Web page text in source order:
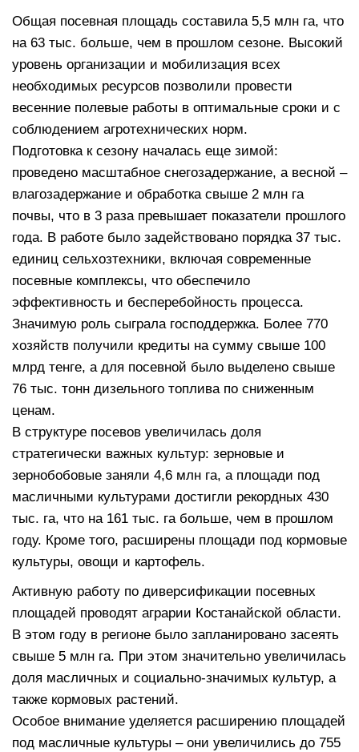
Общая посевная площадь составила 5,5 млн га, что
на 63 тыс. больше, чем в прошлом сезоне. Высокий
уровень организации и мобилизация всех
необходимых ресурсов позволили провести
весенние полевые работы в оптимальные сроки и с
соблюдением агротехнических норм.
Подготовка к сезону началась еще зимой:
проведено масштабное снегозадержание, а весной –
влагозадержание и обработка свыше 2 млн га
почвы, что в 3 раза превышает показатели прошлого
года. В работе было задействовано порядка 37 тыс.
единиц сельхозтехники, включая современные
посевные комплексы, что обеспечило
эффективность и бесперебойность процесса.
Значимую роль сыграла господдержка. Более 770
хозяйств получили кредиты на сумму свыше 100
млрд тенге, а для посевной было выделено свыше
76 тыс. тонн дизельного топлива по сниженным
ценам.
В структуре посевов увеличилась доля
стратегически важных культур: зерновые и
зернобобовые заняли 4,6 млн га, а площади под
масличными культурами достигли рекордных 430
тыс. га, что на 161 тыс. га больше, чем в прошлом
году. Кроме того, расширены площади под кормовые
культуры, овощи и картофель.
Активную работу по диверсификации посевных
площадей проводят аграрии Костанайской области.
В этом году в регионе было запланировано засеять
свыше 5 млн га. При этом значительно увеличилась
доля масличных и социально-значимых культур, а
также кормовых растений.
Особое внимание уделяется расширению площадей
под масличные культуры – они увеличились до 755